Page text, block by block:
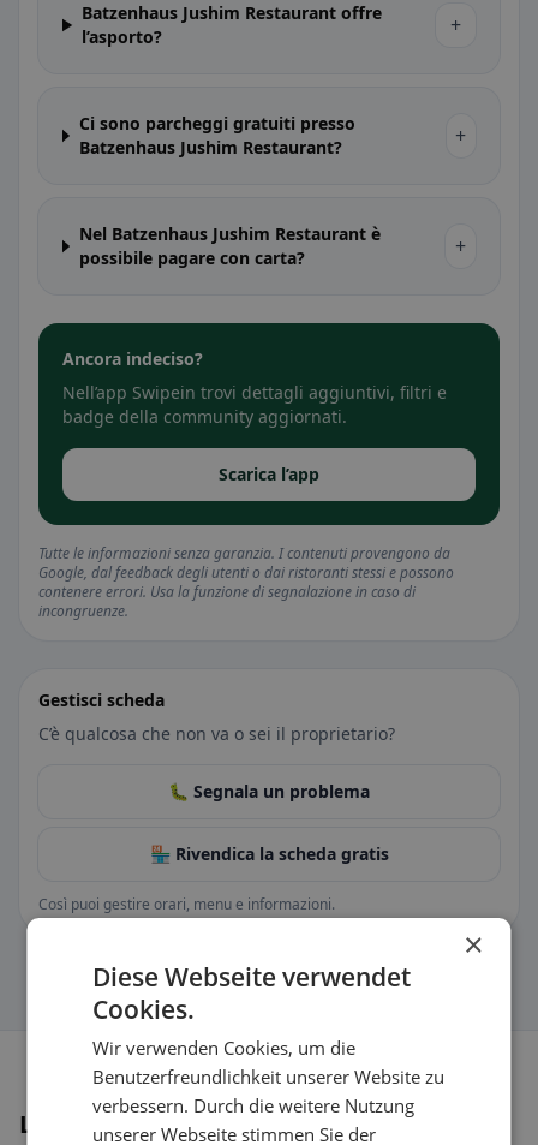
Batzenhaus Jushim Restaurant offre
l’asporto?
+
Ci sono parcheggi gratuiti presso
Batzenhaus Jushim Restaurant?
+
Nel Batzenhaus Jushim Restaurant è
possibile pagare con carta?
+
Ancora indeciso?
Nell’app Swipein trovi dettagli aggiuntivi, filtri e
badge della community aggiornati.
Scarica l’app
Tutte le informazioni senza garanzia. I contenuti provengono da
Google, dal feedback degli utenti o dai ristoranti stessi e possono
contenere errori. Usa la funzione di segnalazione in caso di
incongruenze.
Gestisci scheda
C’è qualcosa che non va o sei il proprietario?
🐛 Segnala un problema
🏪 Rivendica la scheda gratis
Così puoi gestire orari, menu e informazioni.
Luoghi nelle vicinanze
×
Diese Webseite verwendet
Cookies.
Wir verwenden Cookies, um die
Benutzerfreundlichkeit unserer Website zu
verbessern. Durch die weitere Nutzung
unserer Webseite stimmen Sie der